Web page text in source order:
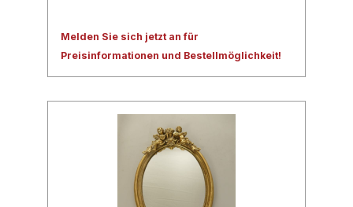
Melden Sie sich jetzt an für
Preisinformationen und Bestellmöglichkeit!